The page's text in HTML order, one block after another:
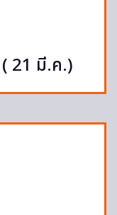
21 มี.ค.)